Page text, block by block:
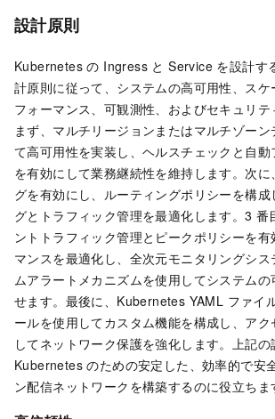
設計原則
Kubernetes の Ingress と Service を設計す
計原則に従って、システムの高可用性、ス
フォーマンス、可観測性、およびセキュリテ
まず、マルチリージョンまたはマルチゾー
て高可用性を実装し、ヘルスチェックと自
を有効にして業務継続性を維持します。次
グを有効にし、ルーティングポリシーを構
グとトラフィック管理を最適化します。3 番
ントトラフィック管理とピークポリシーを
マンスを最適化し、全次元モニタリングシス
ムアラートメカニズムを使用してシステムの
せます。最後に、Kubernetes YAML ファイ
ールを使用してカスタム機能を構成し、アク
してネットワーク保護を強化します。上記の
Kubernetes のための安定した、効率的で安
ン配信ネットワークを構築するのに役立ちま